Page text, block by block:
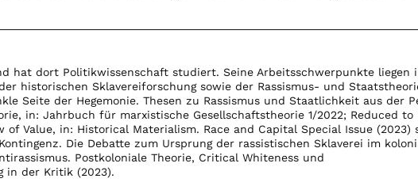
hat dort Politikwissenschaft studiert. Seine Arbeitsschwerpunkte liegen
historischen Sklavereiforschung sowie der Rassismus- und
Seite der Hegemonie. Thesen zu Rassismus und Staatlichkeit aus der
in: Jahrbuch für marxistische Gesellschaftstheorie 1/2022; Reduced to
of Value, in: Historical Materialism. Race and Capital Special Issue (2023)
Die Debatte zum Ursprung der rassistischen Sklaverei im
Postkoloniale Theorie, Critical Whiteness und
in der Kritik (2023).